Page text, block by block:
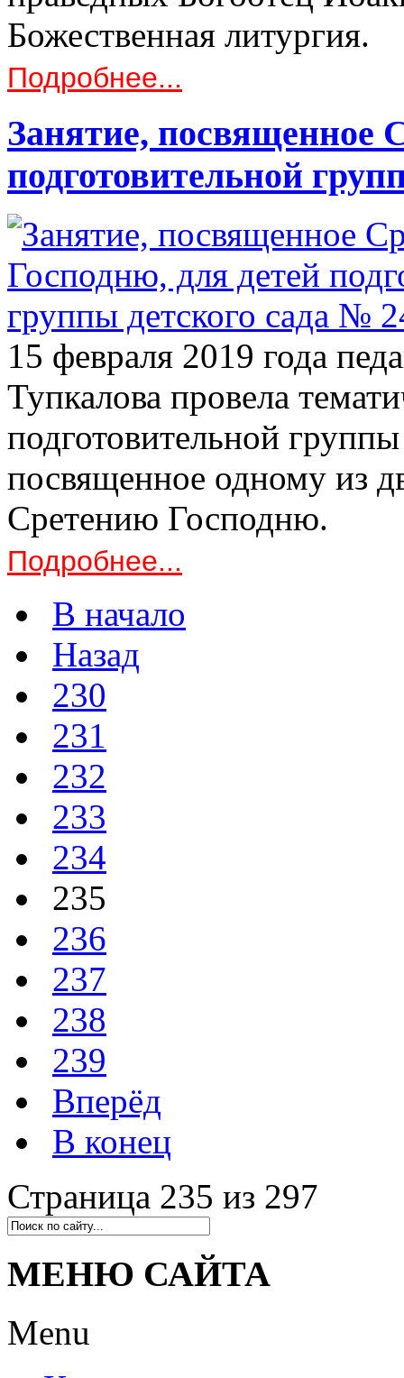
Божественная литургия.
Подробнее...
Занятие, посвященное
подготовительной
15 февраля 2019 года
Тупкалова провела
подготовительной
посвященное одному из
Сретению Господню.
Подробнее...
В начало
Назад
230
231
232
233
234
235
236
237
238
239
Вперёд
В конец
Страница 235 из 297
МЕНЮ САЙТА
Menu